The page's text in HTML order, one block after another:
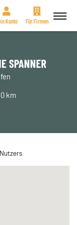
Konto Für Firmen
SPANNER
km